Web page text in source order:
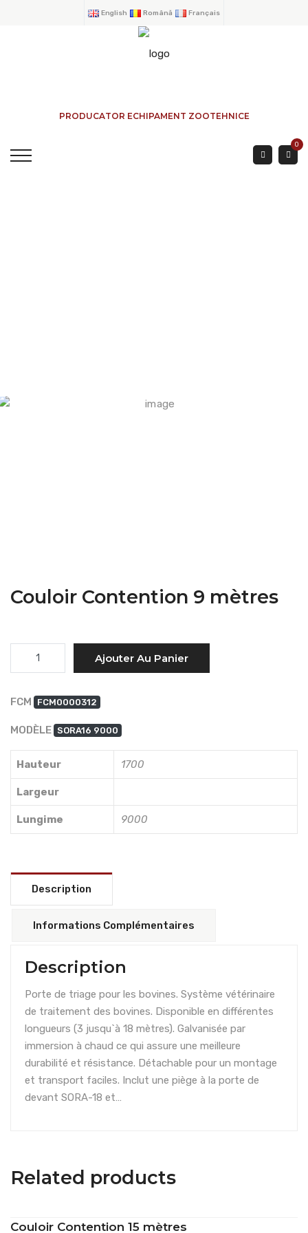
English Română Français
PRODUCATOR ECHIPAMENT ZOOTEHNICE
0
Couloir Contention 9 mètres
Quantité
Ajouter Au Panier
FCM FCM0000312
MODÈLE SORA16 9000
Hauteur 1700
Largeur
Lungime 9000
Description
Informations Complémentaires
Description
Porte de triage pour les bovines. Système vétérinaire
de traitement des bovines. Disponible en différentes
longueurs (3 jusqu`à 18 mètres). Galvanisée par
immersion à chaud ce qui assure une meilleure
durabilité et résistance. Détachable pour un montage
et transport faciles. Inclut une piège à la porte de
devant SORA-18 et…
Related products
Couloir Contention 15 mètres